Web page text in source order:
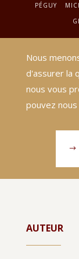
PÉGUY
Nous
d'assurer la
nous vous
pouvez
AUTEUR